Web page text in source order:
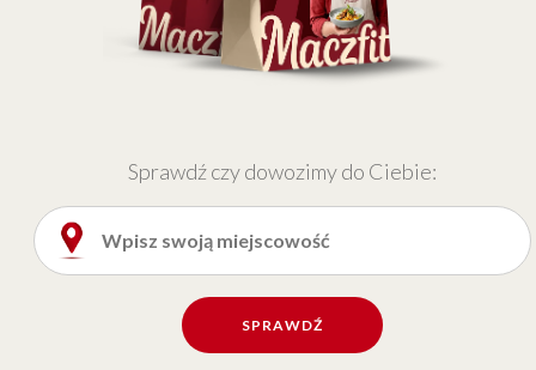
Sprawdź czy dowozimy do Ciebie:
SPRAWDŹ